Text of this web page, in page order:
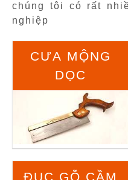
chúng tôi có rất
nghiệp
CƯA MỘNG
DỌC
ĐỤC GỖ CẦM